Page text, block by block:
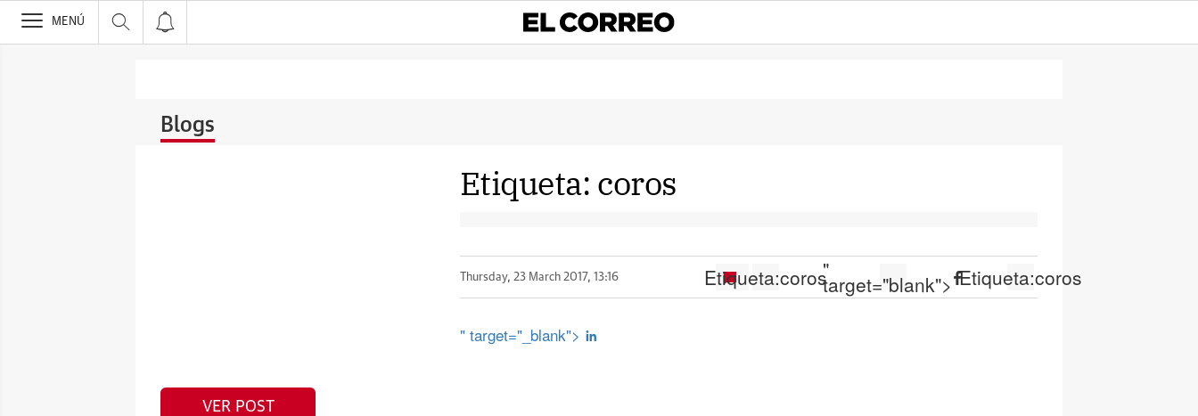
>
MENÚ
Blogs
Etiqueta: coros
Thursday, 23 March 2017, 13:16 Etiqueta:coros"
target="blank"> Etiqueta:coros
" target="_blank">
VER POST